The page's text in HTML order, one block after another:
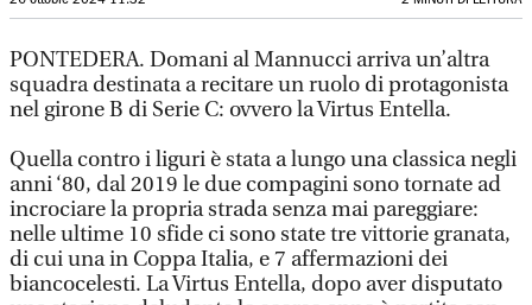
PONTEDERA. Domani al Mannucci arriva un’altra
squadra destinata a recitare un ruolo di protagonista
nel girone B di Serie C: ovvero la Virtus Entella.
Quella contro i liguri è stata a lungo una classica negli
anni ‘80, dal 2019 le due compagini sono tornate ad
incrociare la propria strada senza mai pareggiare:
nelle ultime 10 sfide ci sono state tre vittorie granata,
di cui una in Coppa Italia, e 7 affermazioni dei
biancocelesti. La Virtus Entella, dopo aver disputato